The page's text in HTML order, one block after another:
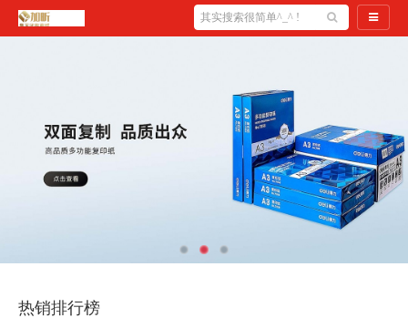
导航切
热销排行榜